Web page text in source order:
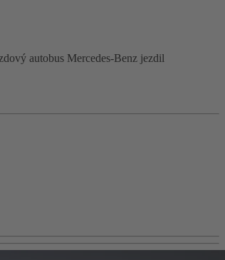
autobus Mercedes-Benz jezdil